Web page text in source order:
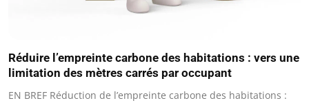
Réduire l’empreinte carbone des habitations : vers une
limitation des mètres carrés par occupant
EN BREF Réduction de l’empreinte carbone des habitations :